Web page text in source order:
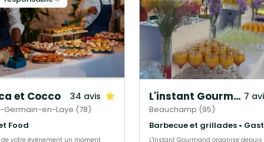
et Cocco 34 avis
Germain-en-Laye (78)
Food
de votre événement un moment
L'instant Gourmand 7
Beauchamp (95)
L'Instant Gourmand organise depuis